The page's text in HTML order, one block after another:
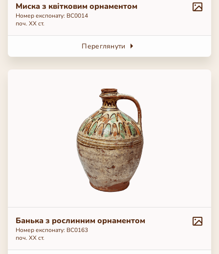
Миска з квітковим орнаментом
Номер експонату: ВС0014
поч. ХХ ст.
Переглянути
Банька з рослинним орнаментом
Номер експонату: ВС0163
поч. ХХ ст.